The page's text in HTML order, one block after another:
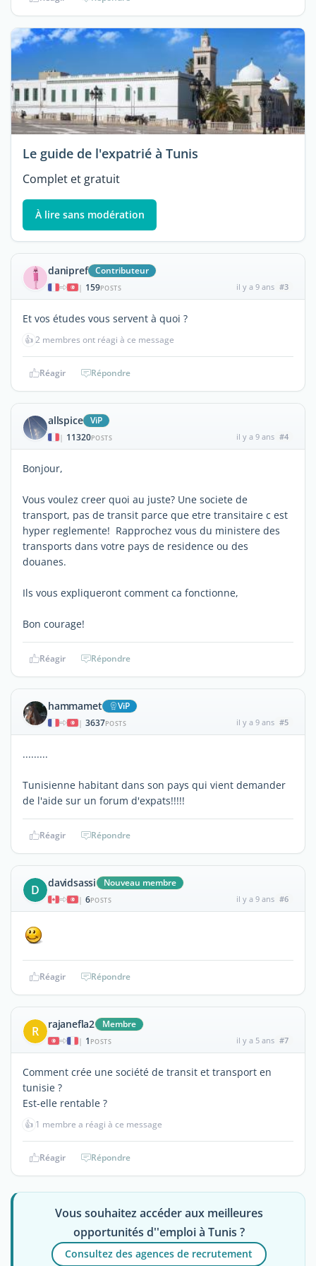
Le guide de l'expatrié à Tunis
Complet et gratuit
À lire sans modération
danipref Contributeur
| 159POSTS il y a 9 ans #3
Et vos études vous servent à quoi ?
👍2 membres ont réagi à ce message
Réagir Répondre
allspice ViP
| 11320POSTS il y a 9 ans #4
Bonjour,
Vous voulez creer quoi au juste? Une societe de
transport, pas de transit parce que etre transitaire c est
hyper reglemente! Rapprochez vous du ministere des
transports dans votre pays de residence ou des
douanes.
Ils vous expliqueront comment ca fonctionne,
Bon courage!
Réagir Répondre
hammamet ViP
| 3637POSTS il y a 9 ans #5
.........
Tunisienne habitant dans son pays qui vient demander
de l'aide sur un forum d'expats!!!!!
Réagir Répondre
D davidsassi Nouveau membre
| 6POSTS il y a 9 ans #6
Réagir Répondre
R rajanefla2 Membre
| 1 POSTS il y a 5 ans #7
Comment crée une société de transit et transport en
tunisie ?
Est-elle rentable ?
👍 1 membre a réagi à ce message
Réagir Répondre
Vous souhaitez accéder aux meilleures
opportunités d''emploi à Tunis ?
Consultez des agences de recrutement